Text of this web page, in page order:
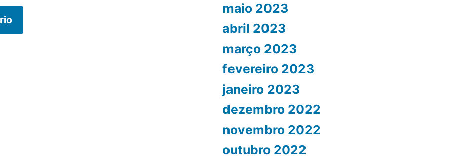
maio 2023
abril 2023
março 2023
fevereiro 2023
janeiro 2023
dezembro 2022
novembro 2022
outubro 2022